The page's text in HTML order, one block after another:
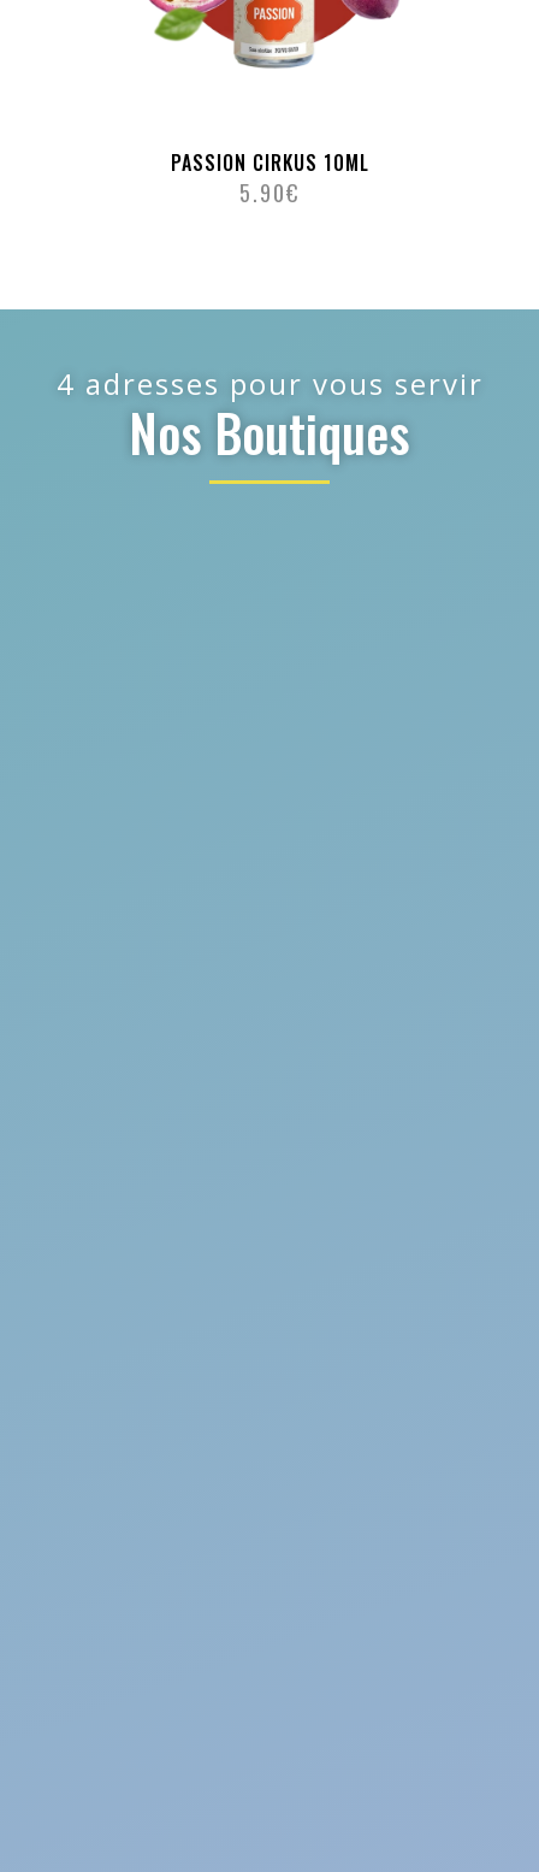
PASSION CIRKUS 10ML
5.90€
4 adresses pour vous servir
Nos Boutiques